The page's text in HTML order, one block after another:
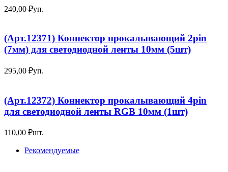
240,00 ₽уп.
(Арт.12371) Коннектор прокалывающий 2pin
(7мм) для светодиодной ленты 10мм (5шт)
295,00 ₽уп.
(Арт.12372) Коннектор прокалывающий 4pin
для светодиодной ленты RGB 10мм (1шт)
110,00 ₽шт.
Рекомендуемые